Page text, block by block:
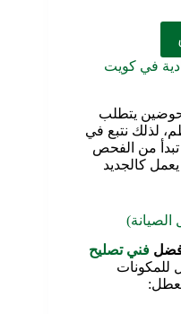
في كويت
يتطلب
لذلك نتبع في
من الفحص
كالجديد
الصيانة)
فني تصليح
للمكونات